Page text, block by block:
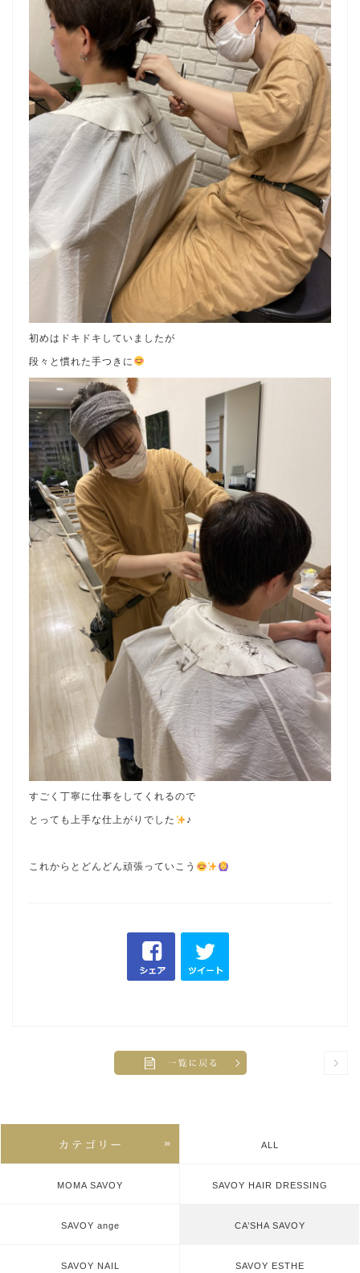
初めはドキドキしていましたが
段々と慣れた手つきに
すごく丁寧に仕事をしてくれるので
とっても上手な仕上がりでした ♪
これからとどんどん頑張っていこう
ALL
MOMA SAVOY SAVOY HAIR DRESSING
SAVOY ange CA’SHA SAVOY
SAVOY NAIL SAVOY ESTHE